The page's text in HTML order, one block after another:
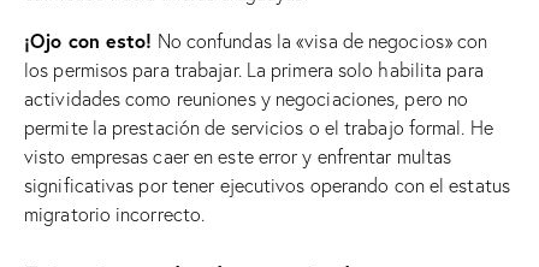
¡Ojo con esto! No confundas la «visa de negocios» con
los permisos para trabajar. La primera solo habilita para
actividades como reuniones y negociaciones, pero no
permite la prestación de servicios o el trabajo formal. He
visto empresas caer en este error y enfrentar multas
significativas por tener ejecutivos operando con el estatus
migratorio incorrecto.